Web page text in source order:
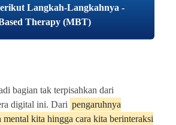
Langkah-Langkahnya -
Therapy (MBT)
bagian tak terpisahkan dari
digital ini. Dari pengaruhnya
mental kita hingga cara kita berinteraksi